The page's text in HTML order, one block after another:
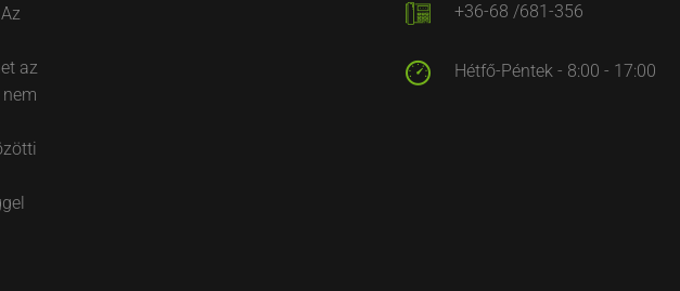
az
+36-68 /681-356
Hétfő-Péntek - 8:00 - 17:00